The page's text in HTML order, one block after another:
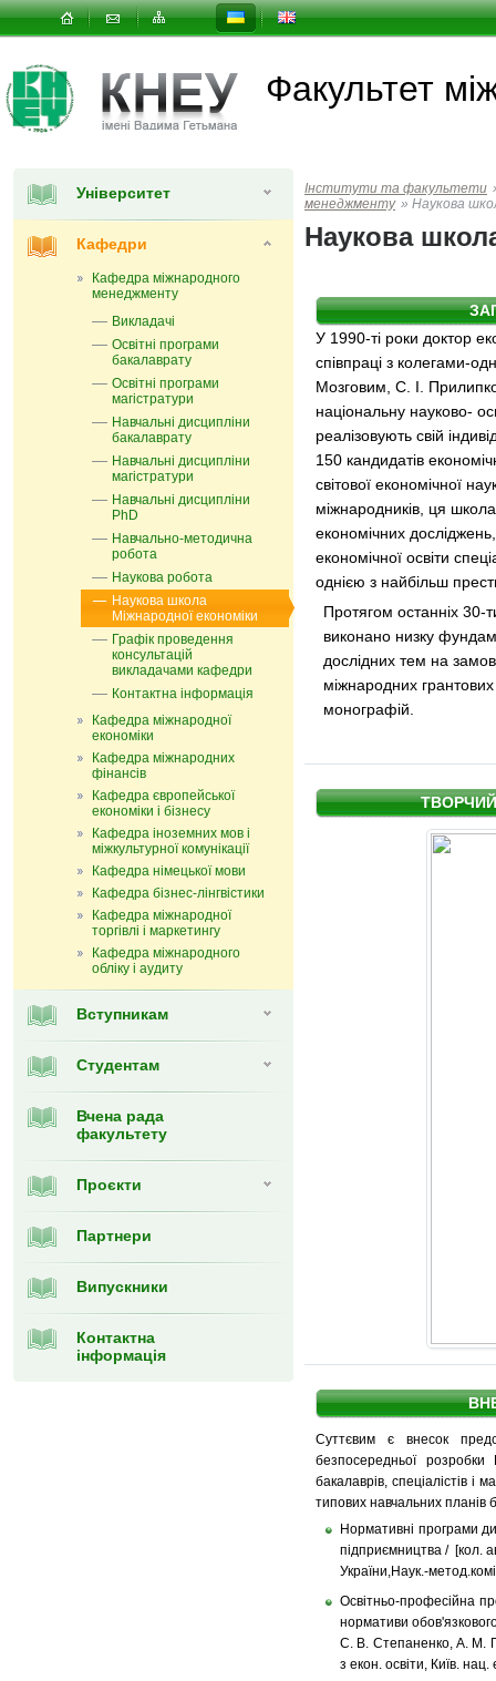
Факультет
Університет
Кафедри
Кафедра міжнародного
менеджменту
Викладачі
Освітні програми
бакалаврату
Освітні програми
магістратури
Навчальні дисципліни
бакалаврату
Навчальні дисципліни
магістратури
Навчальні дисципліни
PhD
Навчально-методична
робота
Наукова робота
Наукова школа
Міжнародної економіки
Графік проведення
консультацій
викладачами кафедри
Контактна інформація
Кафедра міжнародної
економіки
Кафедра міжнародних
фінансів
Кафедра європейської
економіки і бізнесу
Кафедра іноземних мов і
міжкультурної комунікації
Кафедра німецької мови
Кафедра бізнес-лінгвістики
Кафедра міжнародної
торгівлі і маркетингу
Кафедра мiжнародного
обліку і аудиту
Вступникам
Студентам
Вчена рада
факультету
Проєкти
Партнери
Випускники
Контактна
інформація
Інститути та факультети
менеджменту » Наукова
Наукова
У 1990-ті роки доктор
співпраці з колегами-
Мозговим, С. І.
національну науково-
реалізовують свій
150 кандидатів
світової економічної
міжнародників, ця
економічних
економічної освіти
однією з найбільш
Протягом останніх 30-
виконано низку
дослідних тем на
міжнародних
монографій.
Суттєвим є внесок
безпосередньої розробки
бакалаврів, спеціалістів і
типових навчальних планів
Нормативні програми
підприємництва / [кол.
України,Наук.-
Освітньо-професійна
нормативи
С. В. Степаненко, А. М.
з екон. освіти, Київ.